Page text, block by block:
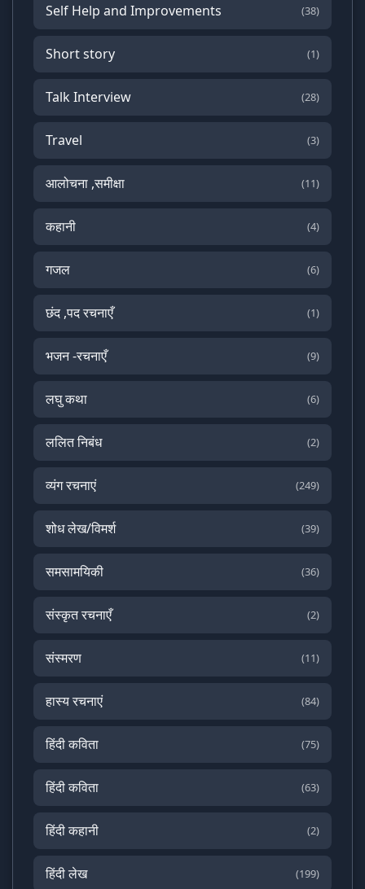
Self Help and Improvements (38)
Short story (1)
Talk Interview (28)
Travel (3)
आलोचना ,समीक्षा (11)
कहानी (4)
गजल (6)
छंद ,पद रचनाएँ (1)
भजन -रचनाएँ (9)
लघु कथा (6)
ललित निबंध (2)
व्यंग रचनाएं (249)
शोध लेख/विमर्श (39)
समसामयिकी (36)
संस्कृत रचनाएँ (2)
संस्मरण (11)
हास्य रचनाएं (84)
हिंदी कविता (75)
हिंदी कविता (63)
हिंदी कहानी (2)
हिंदी लेख (199)